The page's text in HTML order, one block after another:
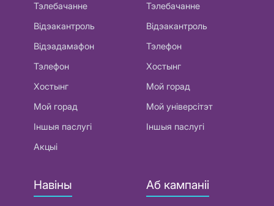
Тэлебачанне
Відэакантроль
Відэадамафон
Тэлефон
Хостынг
Мой горад
Іншыя паслугі
Акцыі
Тэлебачанне
Відэакантроль
Тэлефон
Хостынг
Мой горад
Мой універсітэт
Іншыя паслугі
Навіны Аб кампаніі